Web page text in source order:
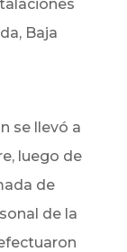
Baja
se llevó a
luego de
de
de la